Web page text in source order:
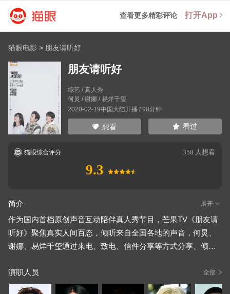
查看更多精彩评论 打开App
猫眼电影 > 朋友请听好
朋友请听好
综艺 / 真人秀
何炅 / 谢娜/ 易烊千玺
2020-02-19中国大陆开播 / 90分钟
想看 看过
猫眼综合评分 358 人想看
9.3
简介 展开
作为国内首档原创声音互动陪伴真人秀节目，芒果TV《朋友请
听好》聚焦真实人间百态，倾听来自全国各地的声音，何炅、
谢娜、易烊千玺通过来电、致电、信件分享等方式分享、倾听
互动，用心回答来自陌生人的“十万个为什么”，通过互相的交流
对话碰撞出奇思妙想，从而带来欢乐心灵陪伴。
演职人员 全部